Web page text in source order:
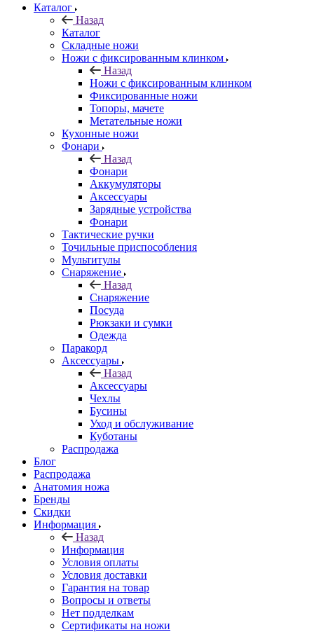
Каталог
Назад
Каталог
Складные ножи
Ножи с фиксированным клинком
Назад
Ножи с фиксированным клинком
Фиксированные ножи
Топоры, мачете
Метательные ножи
Кухонные ножи
Фонари
Назад
Фонари
Аккумуляторы
Аксессуары
Зарядные устройства
Фонари
Тактические ручки
Точильные приспособления
Мультитулы
Снаряжение
Назад
Снаряжение
Посуда
Рюкзаки и сумки
Одежда
Паракорд
Аксессуары
Назад
Аксессуары
Чехлы
Бусины
Уход и обслуживание
Куботаны
Распродажа
Блог
Распродажа
Анатомия ножа
Бренды
Скидки
Информация
Назад
Информация
Условия оплаты
Условия доставки
Гарантия на товар
Вопросы и ответы
Нет подделкам
Сертификаты на ножи